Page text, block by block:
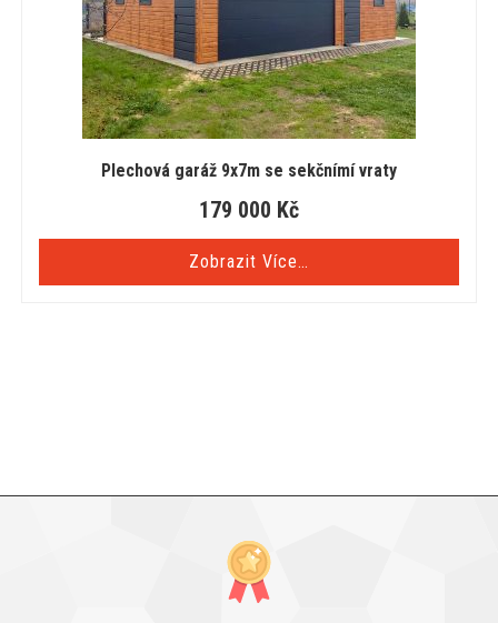
Plechová garáž 9x7m se sekčnímí vraty
179 000 Kč
Zobrazit Více…